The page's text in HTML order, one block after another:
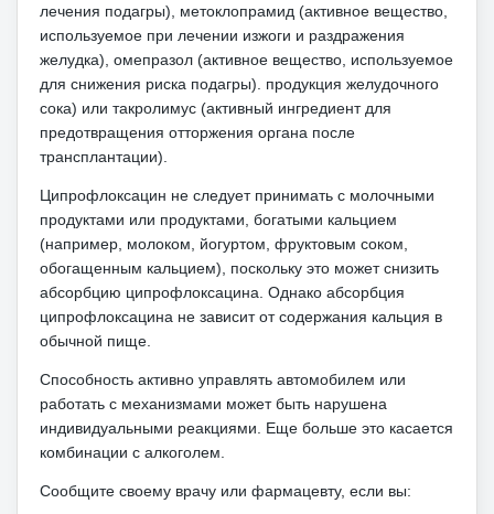
лечения подагры), метоклопрамид (активное вещество,
используемое при лечении изжоги и раздражения
желудка), омепразол (активное вещество, используемое
для снижения риска подагры). продукция желудочного
сока) или такролимус (активный ингредиент для
предотвращения отторжения органа после
трансплантации).
Ципрофлоксацин не следует принимать с молочными
продуктами или продуктами, богатыми кальцием
(например, молоком, йогуртом, фруктовым соком,
обогащенным кальцием), поскольку это может снизить
абсорбцию ципрофлоксацина. Однако абсорбция
ципрофлоксацина не зависит от содержания кальция в
обычной пище.
Способность активно управлять автомобилем или
работать с механизмами может быть нарушена
индивидуальными реакциями. Еще больше это касается
комбинации с алкоголем.
Сообщите своему врачу или фармацевту, если вы: